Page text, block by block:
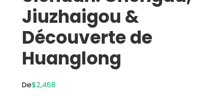
Jiuzhaigou &
Découverte de
Huanglong
De$2,468